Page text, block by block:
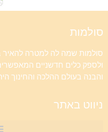
סולמות
סולמות שמה לה למטרה להאיר
ולספק כלים חדשניים
והבנה בעולם ההלכה והחינוך
ניווט באתר